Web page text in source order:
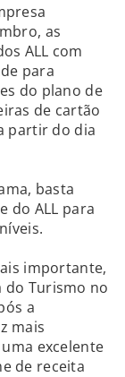
as
ALL com
para
do plano de
de cartão
partir do dia
basta
do ALL para
importante,
Turismo no
a
mais
excelente
de receita